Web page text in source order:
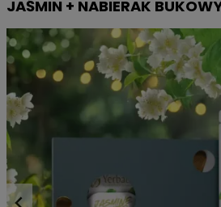
JAŚMIN + NABIERAK